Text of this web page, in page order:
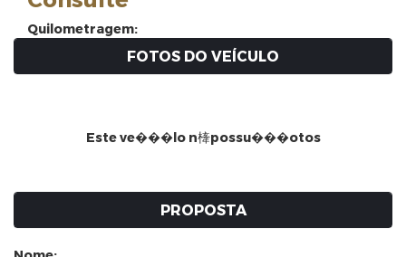
Quilometragem:
FOTOS DO VEÍCULO
Este ve���lo n㯠possu���otos
PROPOSTA